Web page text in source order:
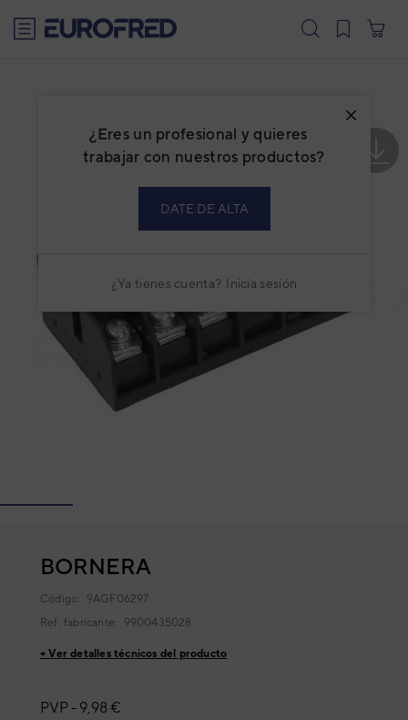
¿Eres un profesional y quieres
trabajar con nuestros productos?
DATE DE ALTA
¿Ya tienes cuenta? Inicia sesión
BORNERA
Código: 9AGF06297
Ref. fabricante: 9900435028
+ Ver detalles técnicos del producto
PVP - 9,98 €